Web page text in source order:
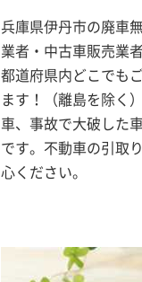
兵庫県伊丹市の廃車
業者・中古車販売業
都道府県内どこでも
ます！（離島を除く
車、事故で大破した
です。不動車の引取
心ください。